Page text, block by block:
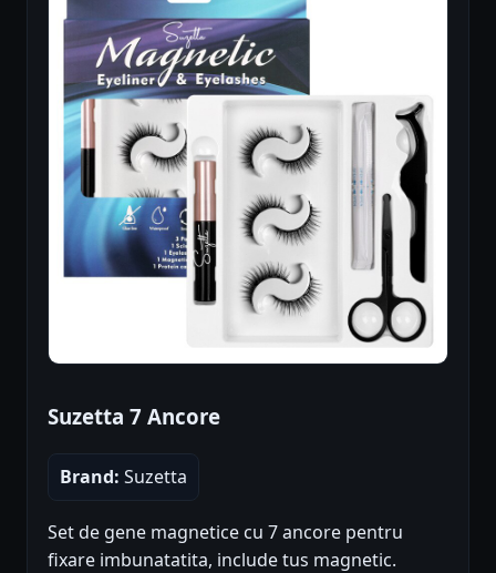
Suzetta 7 Ancore
Brand: Suzetta
Set de gene magnetice cu 7 ancore pentru
fixare imbunatatita, include tus magnetic.